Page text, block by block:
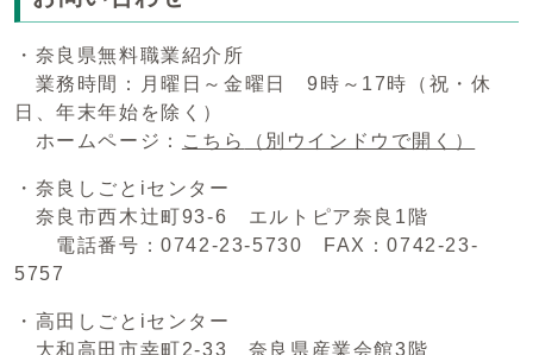
・奈良県無料職業紹介所
業務時間：月曜日～金曜日 9時～17時（祝・休
日、年末年始を除く）
ホームページ：
こちら （別ウインドウで開く）
・奈良しごとiセンター
奈良市西木辻町93-6 エルトピア奈良1階
電話番号：0742-23-5730 FAX：0742-23-
5757
・高田しごとiセンター
大和高田市幸町2-33 奈良県産業会館3階